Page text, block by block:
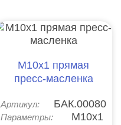
М10х1 прямая
пресс-масленка
Артикул: БАК.00080
Параметры: М10х1